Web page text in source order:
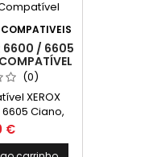
COMPATIVEIS
6600 / 6605
(0)
XEROX
6605 Ciano,
com
de Alta
€